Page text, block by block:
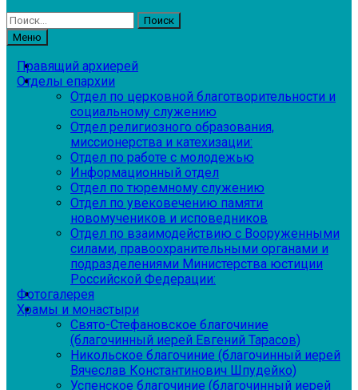
Найти:
Меню
Правящий архиерей
Отделы епархии
Отдел по церковной благотворительности и
социальному служению
Отдел религиозного образования,
миссионерства и катехизации:
Отдел по работе с молодежью
Информационный отдел
Отдел по тюремному служению
Отдел по увековечению памяти
новомучеников и исповедников
Отдел по взаимодействию с Вооруженными
силами, правоохранительными органами и
подразделениями Министерства юстиции
Российской Федерации:
Фотогалерея
Храмы и монастыри
Свято-Стефановское благочиние
(благочинный иерей Евгений Тарасов)
Никольское благочиние (благочинный иерей
Вячеслав Константинович Шпудейко)
Успенское благочиние (благочинный иерей